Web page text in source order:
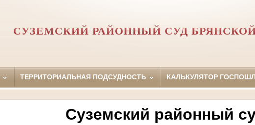
СУЗЕМСКИЙ РАЙОННЫЙ СУД
ТЕРРИТОРИАЛЬНАЯ ПОДСУДНОСТЬ КАЛЬКУЛЯТОР
Суземский районный